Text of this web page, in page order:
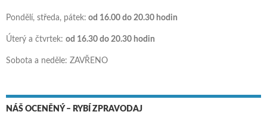
Pondělí, středa, pátek: od 16.00 do 20.30 hodin
Úterý a čtvrtek: od 16.30 do 20.30 hodin
Sobota a neděle: ZAVŘENO
NÁŠ OCENĚNÝ – RYBÍ ZPRAVODAJ